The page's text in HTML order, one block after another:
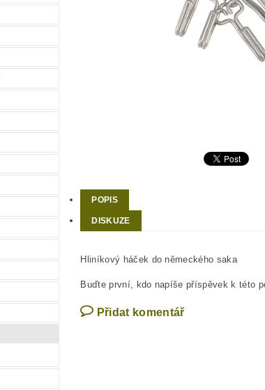
POPIS
DISKUZE
Hliníkový háček do německého saka
Buďte první, kdo napíše příspěvek k této
Přidat komentář